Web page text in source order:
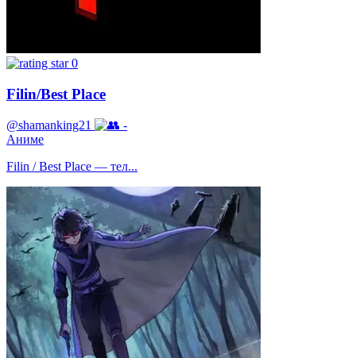
0
Filin/Best Place
@shamanking21
-
Аниме
Filin / Best Place — тел...